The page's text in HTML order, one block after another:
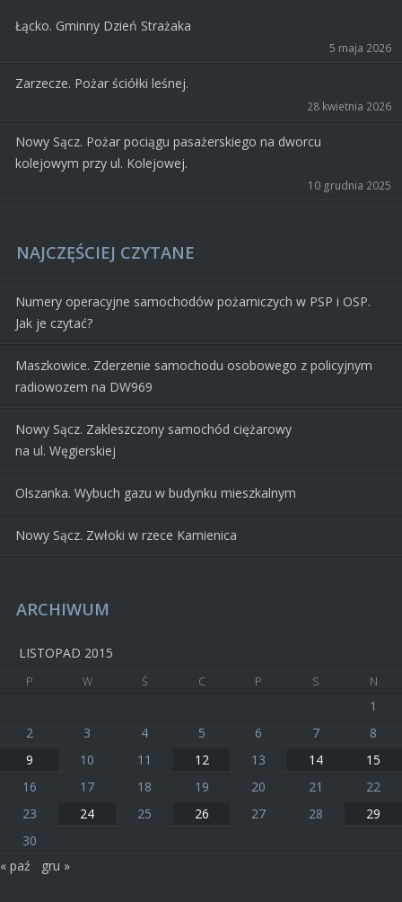
Łącko. Gminny Dzień Strażaka
5 maja 2026
Zarzecze. Pożar ściółki leśnej.
28 kwietnia 2026
Nowy Sącz. Pożar pociągu pasażerskiego na dworcu
kolejowym przy ul. Kolejowej.
10 grudnia 2025
NAJCZĘŚCIEJ CZYTANE
Numery operacyjne samochodów pożarniczych w PSP i OSP.
Jak je czytać?
Maszkowice. Zderzenie samochodu osobowego z policyjnym
radiowozem na DW969
Nowy Sącz. Zakleszczony samochód ciężarowy
na ul. Węgierskiej
Olszanka. Wybuch gazu w budynku mieszkalnym
Nowy Sącz. Zwłoki w rzece Kamienica
ARCHIWUM
LISTOPAD 2015
P W Ś C P S N
1
2
3 4 5 6 7
8
9
10 11 12 13 14
15
16
17 18 19 20 21
22
23
24 25 26 27 28
29
30
« paź
gru »